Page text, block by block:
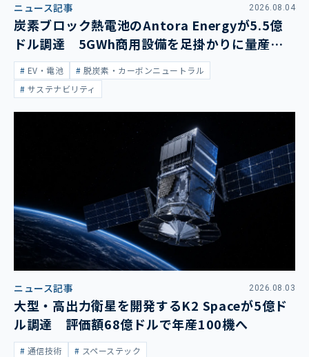
ニュース記事 2026.08.04
炭素ブロック熱電池のAntora Energyが5.5億
ドル調達 5GWh商用設備を足掛かりに量産拡
大EV・電池
脱炭素・カーボンニュートラル
サステナビリティ
ニュース記事 2026.08.03
大型・高出力衛星を開発するK2 Spaceが5億ド
ル調達 評価額68億ドルで年産100機へ
通信技術 スペーステック